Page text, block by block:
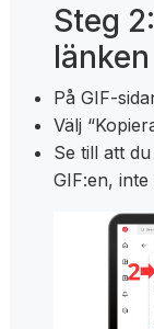
Steg
länken
På GIF-
Välj
Se till att
GIF:en,